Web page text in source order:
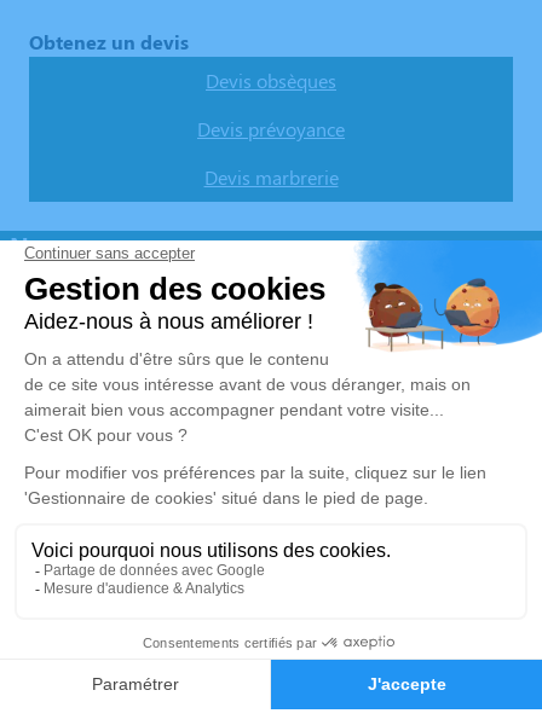
Demande de devis
Obtenez un devis
Devis obsèques
Devis prévoyance
Devis marbrerie
Nos agences
Pompes Funèbres Didier TORRANO
04 68 89 25 50
12 Bis Place de la République - 66690 - Sorède
4.8/5 - 25 avis
Pompes funèbres Torrano Didier
04 68 89 25 50
37, Route nationale - 66690 - Saint André
4.7/5 - 39 avis
Nos Services
Demande de rendez-vous en